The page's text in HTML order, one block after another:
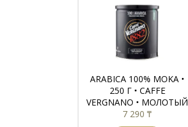
ARABICA 100% MOKA •
250 Г • CAFFE
VERGNANO • МОЛОТЫЙ
7 290 ₸